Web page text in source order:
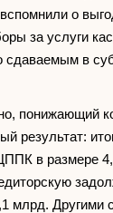
о
за услуги
сдаваемым в
понижающий
результат:
в размере
млрд. Другими